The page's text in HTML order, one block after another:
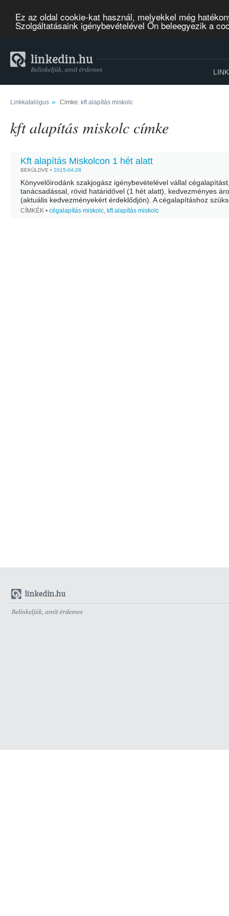
Ez az oldal cookie-kat használ, melyekkel még
Szolgáltatásaink igénybevételével Ön beleegyezik a
Linkkatalógus » Cimke: kft alapítás miskolc
kft alapítás miskolc címke
Kft alapítás Miskolcon 1 hét alatt
BEKÜLDVE • 2015-04-28
Könyvelőirodánk szakjogász igénybevételével vállal
tanácsadással, rövid határidővel (1 hét alatt), kedvezményes
(aktuális kedvezményekért érdeklődjön). A cégalapításhoz
információkat egy tanácsadás keretében kapja meg tőlünk.
CÍMKÉK • cégalapítás miskolc, kft alapítás miskolc